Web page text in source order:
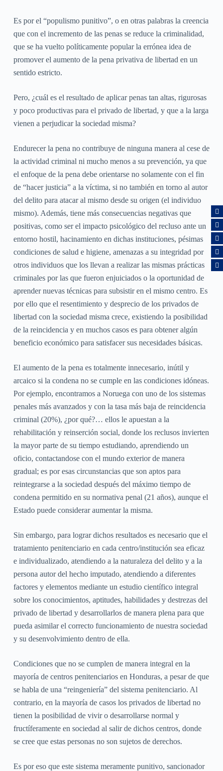
Es por el “populismo punitivo”, o en otras palabras la creencia
que con el incremento de las penas se reduce la criminalidad,
que se ha vuelto políticamente popular la errónea idea de
promover el aumento de la pena privativa de libertad en un
sentido estricto.
Pero, ¿cuál es el resultado de aplicar penas tan altas, rigurosas
y poco productivas para el privado de libertad, y que a la larga
vienen a perjudicar la sociedad misma?
Endurecer la pena no contribuye de ninguna manera al cese de
la actividad criminal ni mucho menos a su prevención, ya que
el enfoque de la pena debe orientarse no solamente con el fin
de “hacer justicia” a la víctima, si no también en torno al autor
del delito para atacar al mismo desde su origen (el individuo
mismo). Además, tiene más consecuencias negativas que
positivas, como ser el impacto psicológico del recluso ante un
entorno hostil, hacinamiento en dichas instituciones, pésimas
condiciones de salud e higiene, amenazas a su integridad por
otros individuos que los llevan a realizar las mismas prácticas
criminales por las que fueron enjuiciados o la oportunidad de
aprender nuevas técnicas para subsistir en el mismo centro. Es
por ello que el resentimiento y desprecio de los privados de
libertad con la sociedad misma crece, existiendo la posibilidad
de la reincidencia y en muchos casos es para obtener algún
beneficio económico para satisfacer sus necesidades básicas.
El aumento de la pena es totalmente innecesario, inútil y
arcaico si la condena no se cumple en las condiciones idóneas.
Por ejemplo, encontramos a Noruega con uno de los sistemas
penales más avanzados y con la tasa más baja de reincidencia
criminal (20%), ¿por qué?… ellos le apuestan a la
rehabilitación y reinserción social, donde los reclusos invierten
la mayor parte de su tiempo estudiando, aprendiendo un
oficio, contactandose con el mundo exterior de manera
gradual; es por esas circunstancias que son aptos para
reintegrarse a la sociedad después del máximo tiempo de
condena permitido en su normativa penal (21 años), aunque el
Estado puede considerar aumentar la misma.
Sin embargo, para lograr dichos resultados es necesario que el
tratamiento penitenciario en cada centro/institución sea eficaz
e individualizado, atendiendo a la naturaleza del delito y a la
persona autor del hecho imputado, atendiendo a diferentes
factores y elementos mediante un estudio científico integral
sobre los conocimientos, aptitudes, habilidades y destrezas del
privado de libertad y desarrollarlos de manera plena para que
pueda asimilar el correcto funcionamiento de nuestra sociedad
y su desenvolvimiento dentro de ella.
Condiciones que no se cumplen de manera integral en la
mayoría de centros penitenciarios en Honduras, a pesar de que
se habla de una “reingeniería” del sistema penitenciario. Al
contrario, en la mayoría de casos los privados de libertad no
tienen la posibilidad de vivir o desarrollarse normal y
fructíferamente en sociedad al salir de dichos centros, donde
se cree que estas personas no son sujetos de derechos.
Es por eso que este sistema meramente punitivo, sancionador